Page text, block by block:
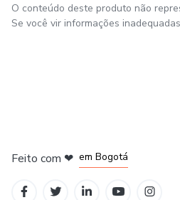
O conteúdo deste produto não
Se você vir informações
Feito com ❤ em Bogotá